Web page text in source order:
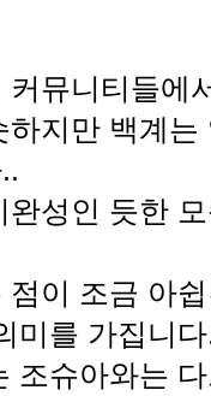
커뮤니티들에
하지만 백계
완성인 듯한
점이 조금 아
미를 가집니
조슈아와는